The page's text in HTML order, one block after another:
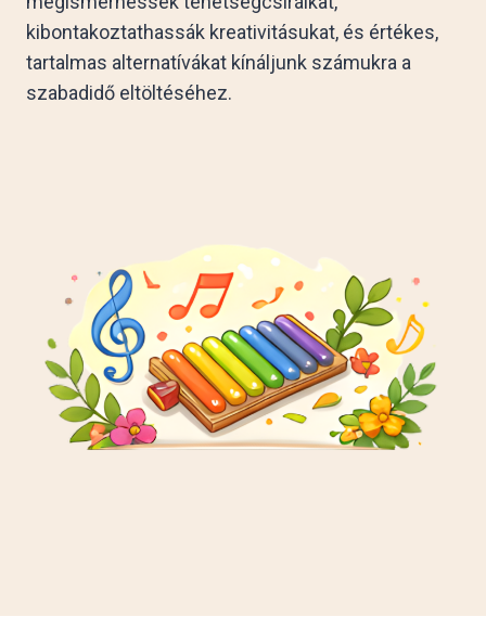
kibontakoztathassák kreativitásukat, és értékes,
tartalmas alternatívákat kínáljunk számukra a
szabadidő eltöltéséhez.